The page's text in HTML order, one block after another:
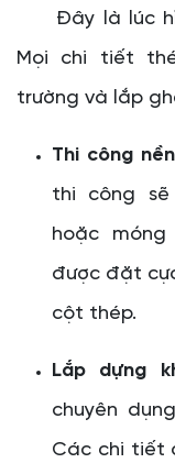
Đây là lúc
Mọi chi tiết
trường và lắp
Thi công
thi công
hoặc
được đặt
cột thép.
Lắp dựng
chuyên
Các chi tiết